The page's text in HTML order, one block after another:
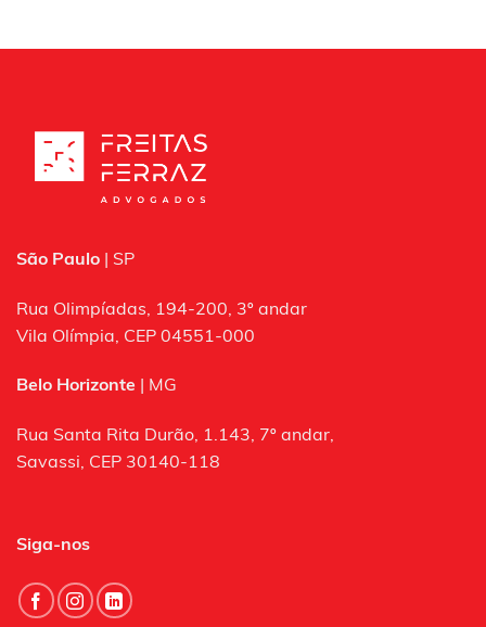
São Paulo | SP
Rua Olimpíadas, 194-200, 3º andar
Vila Olímpia, CEP 04551-000
Belo Horizonte | MG
Rua Santa Rita Durão, 1.143, 7º andar,
Savassi, CEP 30140-118
Siga-nos